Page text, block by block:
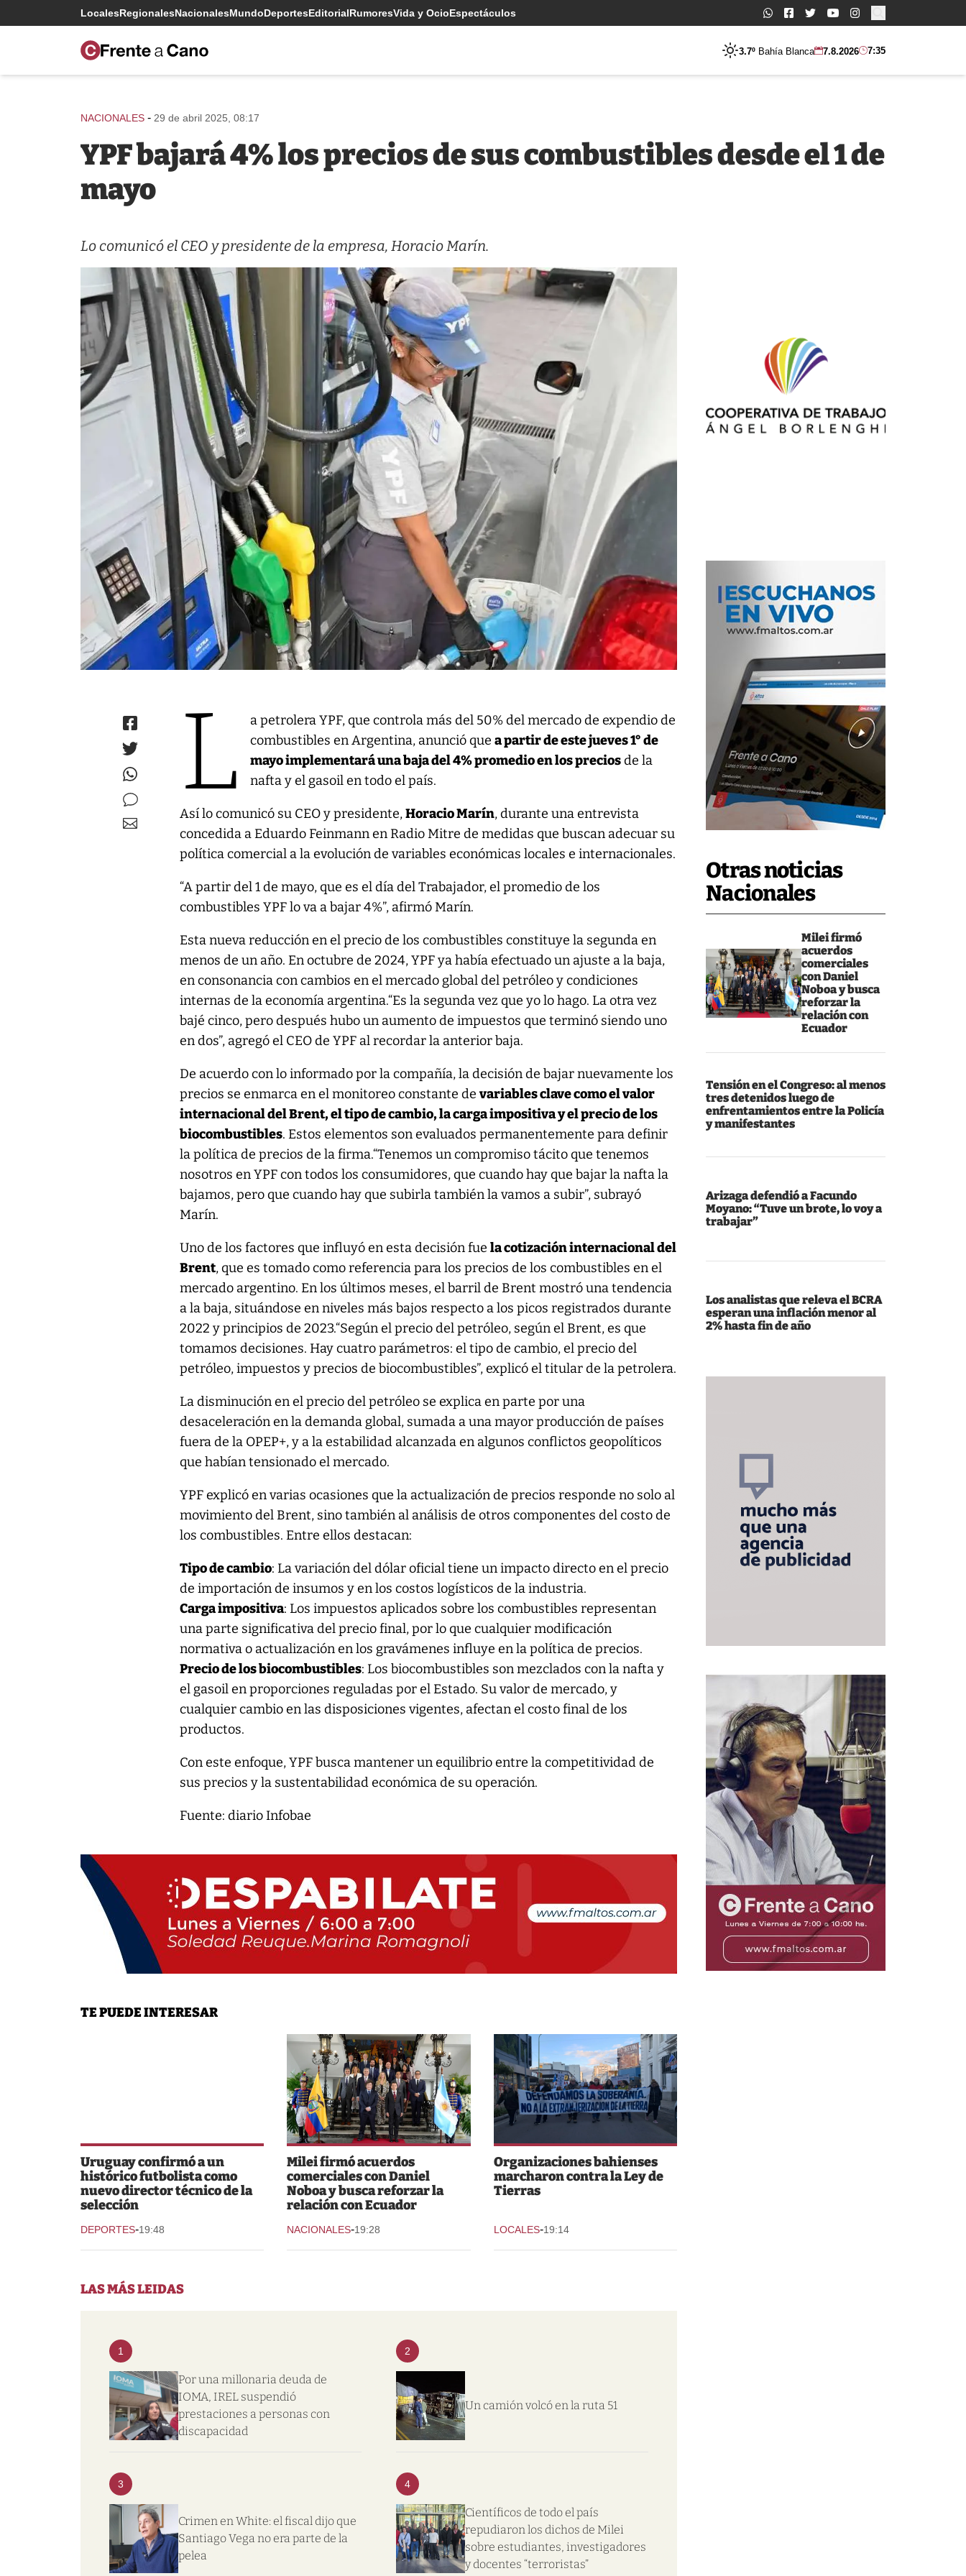
LocalesRegionalesNacionalesMundoDeportesEditorialRumoresVida y OcioEspectáculos Buscar:
3.7º Bahía Blanca 7.8.2026 7:35
Otras noticias
Nacionales
Milei firmó
acuerdos
comerciales
con Daniel
Noboa y busca
reforzar la
relación con
Ecuador
Tensión en el Congreso: al menos
tres detenidos luego de
enfrentamientos entre la Policía
y manifestantes
Arizaga defendió a Facundo
Moyano: “Tuve un brote, lo voy a
trabajar”
Los analistas que releva el BCRA
esperan una inflación menor al
2% hasta fin de año
NACIONALES - 29 de abril 2025, 08:17
YPF bajará 4% los precios de sus combustibles desde el 1 de
mayo
Lo comunicó el CEO y presidente de la empresa, Horacio Marín.
L
a petrolera YPF, que controla más del 50% del mercado de expendio de
combustibles en Argentina, anunció quea partir de este jueves 1° de
mayo implementará una baja del 4% promedio en los preciosde la
nafta y el gasoil en todo el país.
Así lo comunicó su CEO y presidente,Horacio Marín, durante una entrevista
concedida a Eduardo Feinmann en Radio Mitre de medidas que buscan adecuar su
política comercial a la evolución de variables económicas locales e internacionales.
“A partir del 1 de mayo, que es el día del Trabajador, el promedio de los
combustibles YPF lo va a bajar 4%”, afirmó Marín.
Esta nueva reducción en el precio de los combustibles constituye la segunda en
menos de un año. En octubre de 2024, YPF ya había efectuado un ajuste a la baja,
en consonancia con cambios en el mercado global del petróleo y condiciones
internas de la economía argentina.“Es la segunda vez que yo lo hago. La otra vez
bajé cinco, pero después hubo un aumento de impuestos que terminó siendo uno
en dos”, agregó el CEO de YPF al recordar la anterior baja.
De acuerdo con lo informado por la compañía, la decisión de bajar nuevamente los
precios se enmarca en el monitoreo constante devariables clave como el valor
internacional del Brent, el tipo de cambio, la carga impositiva y el precio de los
biocombustibles. Estos elementos son evaluados permanentemente para definir
la política de precios de la firma.“Tenemos un compromiso tácito que tenemos
nosotros en YPF con todos los consumidores, que cuando hay que bajar la nafta la
bajamos, pero que cuando hay que subirla también la vamos a subir”, subrayó
Marín.
Uno de los factores que influyó en esta decisión fuela cotización internacional del
Brent, que es tomado como referencia para los precios de los combustibles en el
mercado argentino. En los últimos meses, el barril de Brent mostró una tendencia
a la baja, situándose en niveles más bajos respecto a los picos registrados durante
2022 y principios de 2023.“Según el precio del petróleo, según el Brent, es que
tomamos decisiones. Hay cuatro parámetros: el tipo de cambio, el precio del
petróleo, impuestos y precios de biocombustibles”, explicó el titular de la petrolera.
La disminución en el precio del petróleo se explica en parte por una
desaceleración en la demanda global, sumada a una mayor producción de países
fuera de la OPEP+, y a la estabilidad alcanzada en algunos conflictos geopolíticos
que habían tensionado el mercado.
YPF explicó en varias ocasiones que la actualización de precios responde no solo al
movimiento del Brent, sino también al análisis de otros componentes del costo de
los combustibles. Entre ellos destacan:
Tipo de cambio: La variación del dólar oficial tiene un impacto directo en el precio
de importación de insumos y en los costos logísticos de la industria.
Carga impositiva: Los impuestos aplicados sobre los combustibles representan
una parte significativa del precio final, por lo que cualquier modificación
normativa o actualización en los gravámenes influye en la política de precios.
Precio de los biocombustibles: Los biocombustibles son mezclados con la nafta y
el gasoil en proporciones reguladas por el Estado. Su valor de mercado, y
cualquier cambio en las disposiciones vigentes, afectan el costo final de los
productos.
Con este enfoque, YPF busca mantener un equilibrio entre la competitividad de
sus precios y la sustentabilidad económica de su operación.
Fuente: diario Infobae
TE PUEDE INTERESAR
Uruguay confirmó a un
histórico futbolista como
nuevo director técnico de la
selección
DEPORTES-19:48
Milei firmó acuerdos
comerciales con Daniel
Noboa y busca reforzar la
relación con Ecuador
NACIONALES-19:28
Organizaciones bahienses
marcharon contra la Ley de
Tierras
LOCALES-19:14
LAS MÁS LEIDAS
1
Por una millonaria deuda de
IOMA, IREL suspendió
prestaciones a personas con
discapacidad
2
Un camión volcó en la ruta 51
3
Crimen en White: el fiscal dijo que
Santiago Vega no era parte de la
pelea
4
Científicos de todo el país
repudiaron los dichos de Milei
sobre estudiantes, investigadores
y docentes “terroristas”